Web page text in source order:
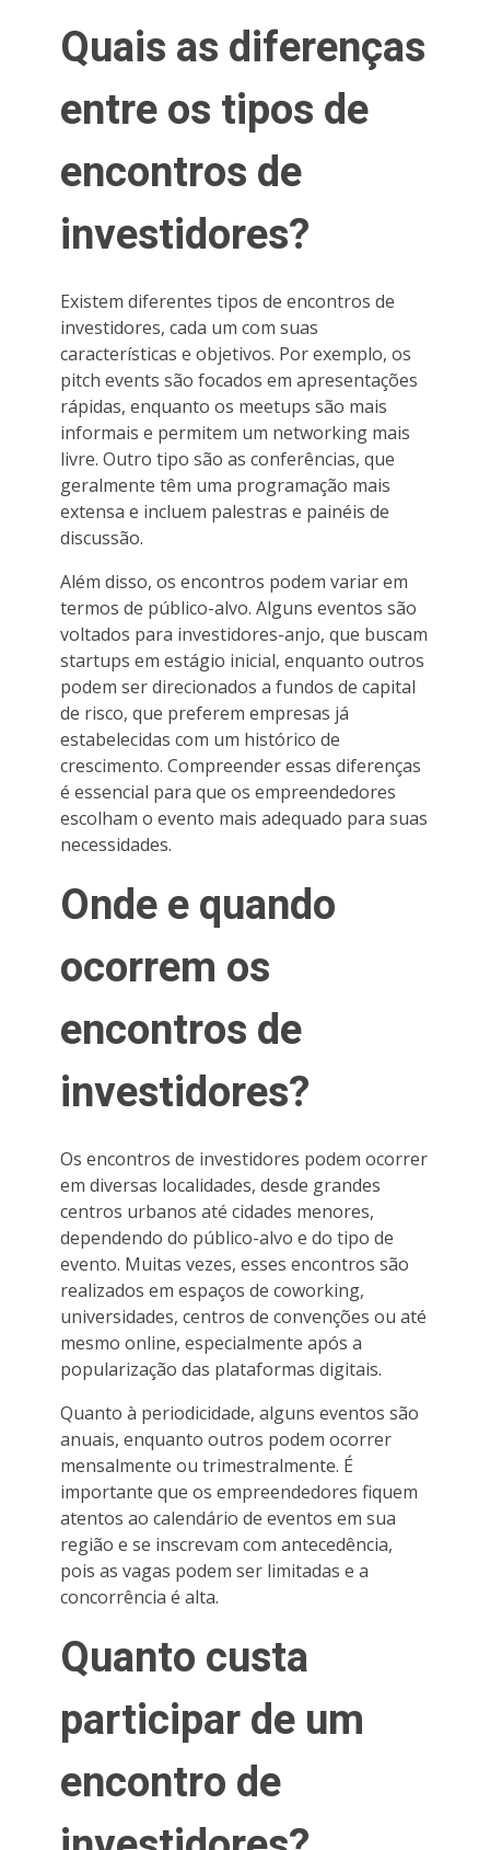
Quais as diferenças
entre os tipos de
encontros de
investidores?
Existem diferentes tipos de encontros de
investidores, cada um com suas
características e objetivos. Por exemplo, os
pitch events são focados em apresentações
rápidas, enquanto os meetups são mais
informais e permitem um networking mais
livre. Outro tipo são as conferências, que
geralmente têm uma programação mais
extensa e incluem palestras e painéis de
discussão.
Além disso, os encontros podem variar em
termos de público-alvo. Alguns eventos são
voltados para investidores-anjo, que buscam
startups em estágio inicial, enquanto outros
podem ser direcionados a fundos de capital
de risco, que preferem empresas já
estabelecidas com um histórico de
crescimento. Compreender essas diferenças
é essencial para que os empreendedores
escolham o evento mais adequado para suas
necessidades.
Onde e quando
ocorrem os
encontros de
investidores?
Os encontros de investidores podem ocorrer
em diversas localidades, desde grandes
centros urbanos até cidades menores,
dependendo do público-alvo e do tipo de
evento. Muitas vezes, esses encontros são
realizados em espaços de coworking,
universidades, centros de convenções ou até
mesmo online, especialmente após a
popularização das plataformas digitais.
Quanto à periodicidade, alguns eventos são
anuais, enquanto outros podem ocorrer
mensalmente ou trimestralmente. É
importante que os empreendedores fiquem
atentos ao calendário de eventos em sua
região e se inscrevam com antecedência,
pois as vagas podem ser limitadas e a
concorrência é alta.
Quanto custa
participar de um
encontro de